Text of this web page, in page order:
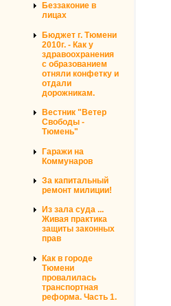
Беззаконие в
лицах
Бюджет г. Тюмени
2010г. - Как у
здравоохранения
с образованием
отняли конфетку и
отдали
дорожникам.
Вестник "Ветер
Свободы -
Тюмень"
Гаражи на
Коммунаров
За капитальный
ремонт милиции!
Из зала суда ...
Живая практика
защиты законных
прав
Как в городе
Тюмени
провалилась
транспортная
реформа. Часть 1.